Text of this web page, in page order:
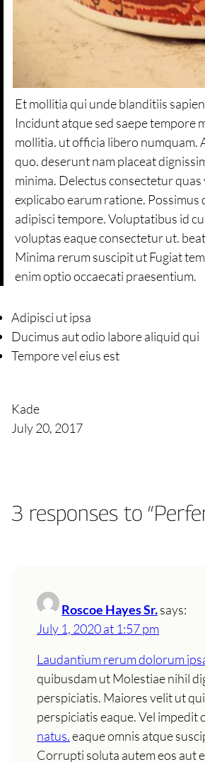
Et mollitia qui unde blanditiis
Incidunt atque sed saepe tempore
mollitia. ut officia libero numquam.
quo. deserunt nam placeat
minima. Delectus consectetur
explicabo earum ratione.
adipisci tempore. Voluptatibus id
voluptas eaque consectetur ut.
Minima rerum suscipit ut Fugiat
enim optio occaecati praesentium.
Adipisci ut ipsa
Ducimus aut odio labore aliquid qui
Tempore vel eius est
Kade
July 20, 2017
3 responses to
Roscoe Hayes Sr.says:
July 1, 2020 at 1:57 pm
Laudantium rerum dolorum
quibusdam ut Molestiae nihil
perspiciatis. Maiores velit ut
perspiciatis eaque. Vel
natus.eaque omnis atque
Corrupti soluta autem eos aut